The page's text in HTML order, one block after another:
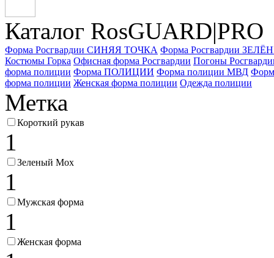
Каталог RosGUARD|PRO
Форма Росгвардии СИНЯЯ ТОЧКА Форма Росгвардии
Костюмы Горка Офисная форма Росгвардии Погоны
форма полиции Форма ПОЛИЦИИ Форма полиции МВД
форма полиции Женская форма полиции Одежда полиции
Метка
Короткий рукав
1
Зеленый Мох
1
Мужская форма
1
Женская форма